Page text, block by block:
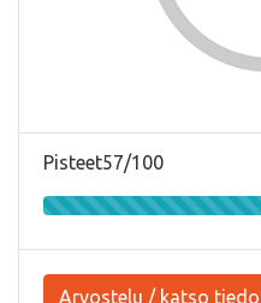
Pisteet57/100
Arvostelu / katso